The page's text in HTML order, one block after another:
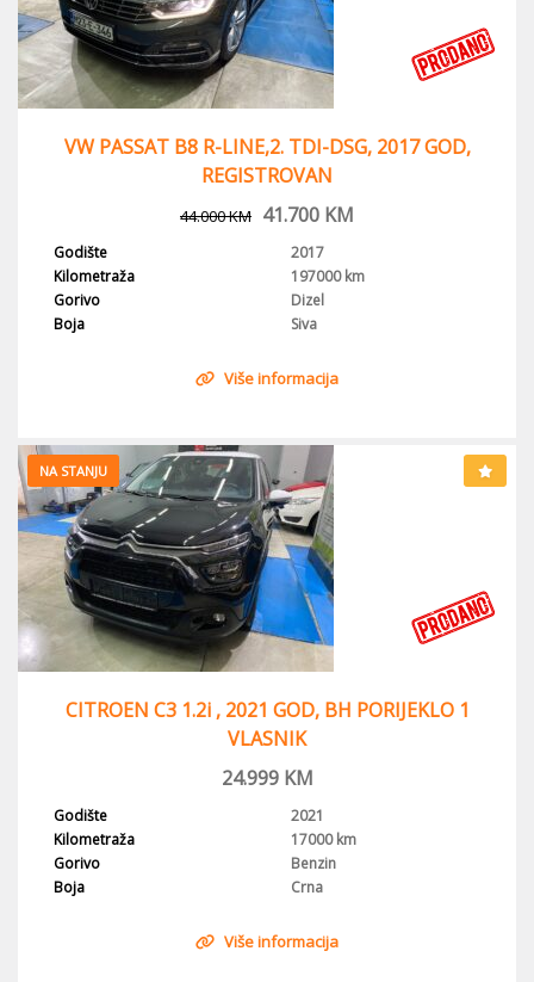
VW PASSAT B8 R-LINE,2. TDI-DSG, 2017 GOD,
REGISTROVAN
44.000KM 41.700 KM
Godište
2017
Kilometraža
197000 km
Gorivo
Dizel
Boja
Siva
Više informacija
NA STANJU
CITROEN C3 1.2i , 2021 GOD, BH PORIJEKLO 1
VLASNIK
24.999KM
Godište
2021
Kilometraža
17000 km
Gorivo
Benzin
Boja
Crna
Više informacija